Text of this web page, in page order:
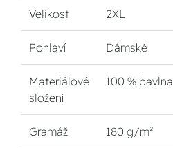
Velikost 2XL
Pohlaví Dámské
Materiálové
složení
100 % bavlna
Gramáž 180 g/m²